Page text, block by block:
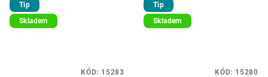
Tip
Skladem
KÓD: 15283
Tip
Skladem
KÓD: 15280